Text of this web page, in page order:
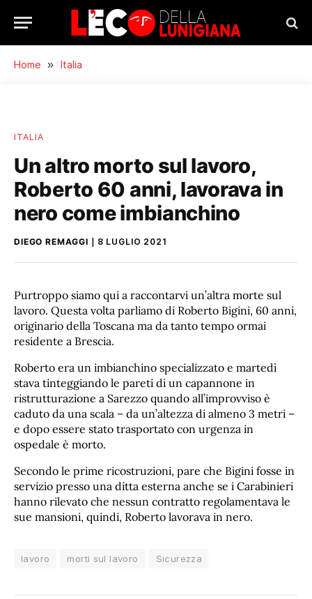
Home » Italia
ITALIA
Un altro morto sul lavoro,
Roberto 60 anni, lavorava in
nero come imbianchino
DIEGO REMAGGI 8 LUGLIO 2021
Purtroppo siamo qui a raccontarvi un’altra morte sul
lavoro. Questa volta parliamo di Roberto Bigini, 60 anni,
originario della Toscana ma da tanto tempo ormai
residente a Brescia.
Roberto era un imbianchino specializzato e martedì
stava tinteggiando le pareti di un capannone in
ristrutturazione a Sarezzo quando all’improvviso è
caduto da una scala – da un’altezza di almeno 3 metri –
e dopo essere stato trasportato con urgenza in
ospedale è morto.
Secondo le prime ricostruzioni, pare che Bigini fosse in
servizio presso una ditta esterna anche se i Carabinieri
hanno rilevato che nessun contratto regolamentava le
sue mansioni, quindi, Roberto lavorava in nero.
lavoro morti sul lavoro Sicurezza